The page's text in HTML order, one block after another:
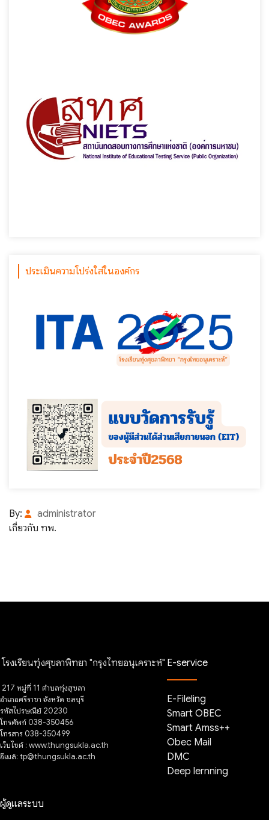
ประเมินความโปร่งใส่ในองค์กร
By:
administrator
เกี่ยวกับ ทพ.
โรงเรียนทุ่งศุขลาพิทยา "กรุงไทยอนุเคราะห์"
217 หมู่ที่ 11 ตำบลทุ่งสุขลา
อำเภอศรีราชา จังหวัด ชลบุรี
รหัสไปรษณีย์ 20230
โทรศัพท์ 038-350456
โทรสาร 038-350499
เว็บไซต์ : www.thungsukla.ac.th
อีเมล์: tp@thungsukla.ac.th
E-service
E-Fileling
Smart OBEC
Smart Amss++
Obec Mail
DMC
Deep lernning
ผู้ดูแลระบบ